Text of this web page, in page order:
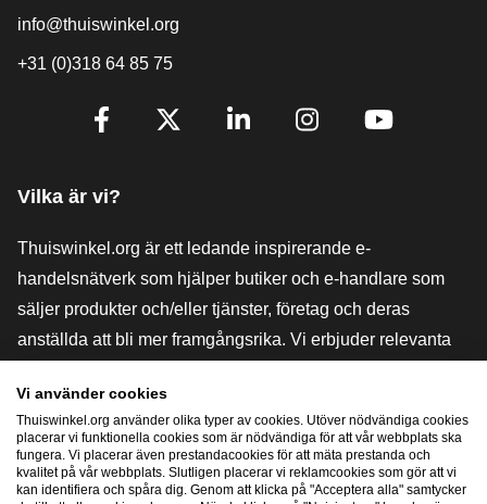
info@thuiswinkel.org
+31 (0)318 64 85 75
[_General:SocialMediaTitle]
Vilka är vi?
Thuiswinkel.org är ett ledande inspirerande e-
handelsnätverk som hjälper butiker och e-handlare som
säljer produkter och/eller tjänster, företag och deras
anställda att bli mer framgångsrika. Vi erbjuder relevanta
Thuiswinkel-recensioner, rättsliga medel och rådgivning,
stöd, marknadsundersökningar och vi har en egen
utbildningsplattform, Thuiswinkel e-Academy.
Vi använder cookies
Thuiswinkel.org använder olika typer av cookies. Utöver nödvändiga cookies
placerar vi funktionella cookies som är nödvändiga för att vår webbplats ska
fungera. Vi placerar även prestandacookies för att mäta prestanda och
kvalitet på vår webbplats. Slutligen placerar vi reklamcookies som gör att vi
kan identifiera och spåra dig. Genom att klicka på "Acceptera alla" samtycker